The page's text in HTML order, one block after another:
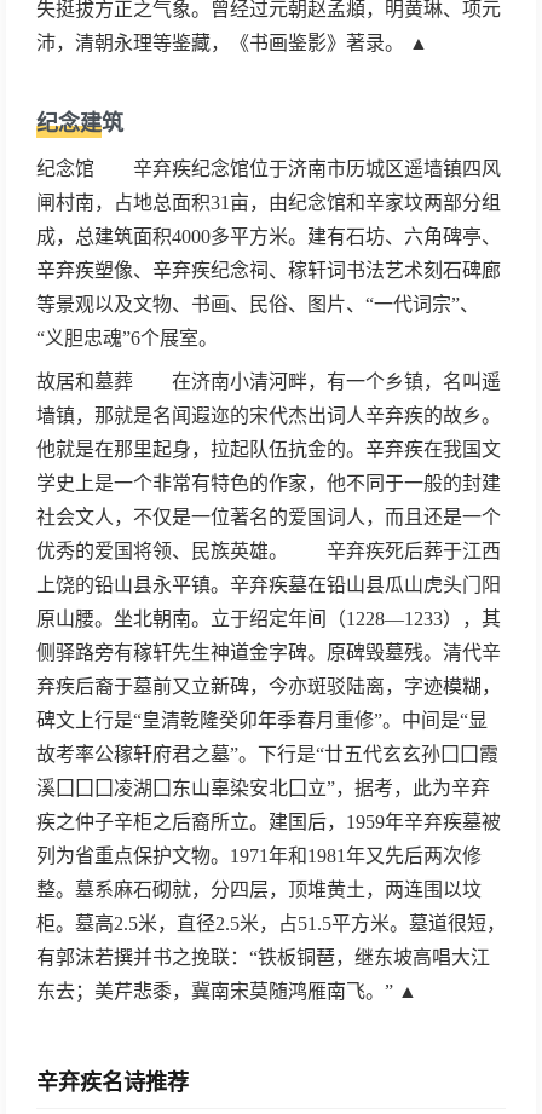
失挺拔方正之气象。曾经过元朝赵孟頫，明黄琳、项元
沛，清朝永理等鉴藏，《书画鉴影》著录。 ▲
纪念建筑
纪念馆 辛弃疾纪念馆位于济南市历城区遥墙镇四风
闸村南，占地总面积31亩，由纪念馆和辛家坟两部分组
成，总建筑面积4000多平方米。建有石坊、六角碑亭、
辛弃疾塑像、辛弃疾纪念祠、稼轩词书法艺术刻石碑廊
等景观以及文物、书画、民俗、图片、“一代词宗”、
“义胆忠魂”6个展室。
故居和墓葬 在济南小清河畔，有一个乡镇，名叫遥
墙镇，那就是名闻遐迩的宋代杰出词人辛弃疾的故乡。
他就是在那里起身，拉起队伍抗金的。辛弃疾在我国文
学史上是一个非常有特色的作家，他不同于一般的封建
社会文人，不仅是一位著名的爱国词人，而且还是一个
优秀的爱国将领、民族英雄。 辛弃疾死后葬于江西
上饶的铅山县永平镇。辛弃疾墓在铅山县瓜山虎头门阳
原山腰。坐北朝南。立于绍定年间（1228—1233），其
侧驿路旁有稼轩先生神道金字碑。原碑毁墓残。清代辛
弃疾后裔于墓前又立新碑，今亦斑驳陆离，字迹模糊，
碑文上行是“皇清乾隆癸卯年季春月重修”。中间是“显
故考率公稼轩府君之墓”。下行是“廿五代玄玄孙囗囗霞
溪囗囗囗凌湖囗东山辜染安北囗立”，据考，此为辛弃
疾之仲子辛柜之后裔所立。建国后，1959年辛弃疾墓被
列为省重点保护文物。1971年和1981年又先后两次修
整。墓系麻石砌就，分四层，顶堆黄土，两连围以坟
柜。墓高2.5米，直径2.5米，占51.5平方米。墓道很短，
有郭沫若撰并书之挽联：“铁板铜琶，继东坡高唱大江
东去；美芹悲黍，冀南宋莫随鸿雁南飞。” ▲
辛弃疾名诗推荐